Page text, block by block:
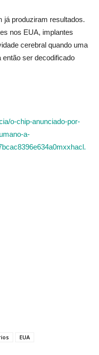
já produziram resultados.
nos EUA, implantes
cerebral quando uma
então ser decodificado
o-chip-anunciado-por-
a-
EUA